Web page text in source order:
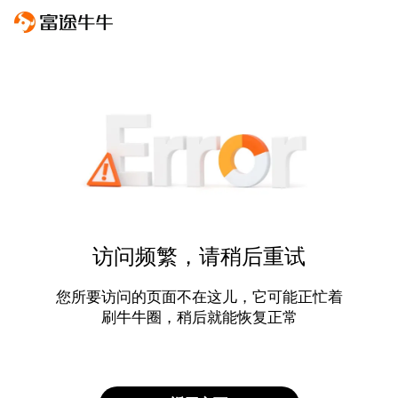
访问频繁，请稍后重试
您所要访问的页面不在这儿，它可能正忙着
刷牛牛圈，稍后就能恢复正常